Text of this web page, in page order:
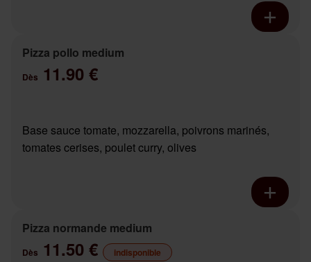
Pizza pollo medium
Dès 11.90 €
Base sauce tomate, mozzarella, poivrons marinés,
tomates cerises, poulet curry, olives
Pizza normande medium
Dès 11.50 € indisponible